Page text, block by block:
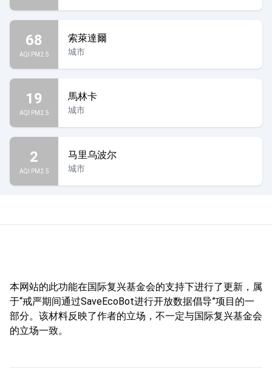
68
AQI PM2.5
索萊達爾
城市
19
AQI PM2.5
馬林卡
城市
2
AQI PM2.5
马里乌波尔
城市
本网站的此功能在国际复兴基金会的支持下进行了更新，属
于“戒严期间通过SaveEcoBot进行开放数据倡导”项目的一
部分。该材料反映了作者的立场，不一定与国际复兴基金会
的立场一致。